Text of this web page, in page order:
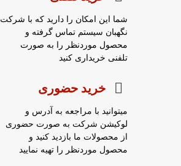
شما این امکان را دارید که با شرکت
نگهبان سیستم تماس گرفته و
محصول موردنظر را به صورت
تلفنی خریداری کنید
خرید حضوری
میتوانید با مراجعه به آدرس و
لوکیشن شرکت به صورت حضوری
از محصولات ما بازدید کنید و
محصول موردنظر را تهیه نمایید